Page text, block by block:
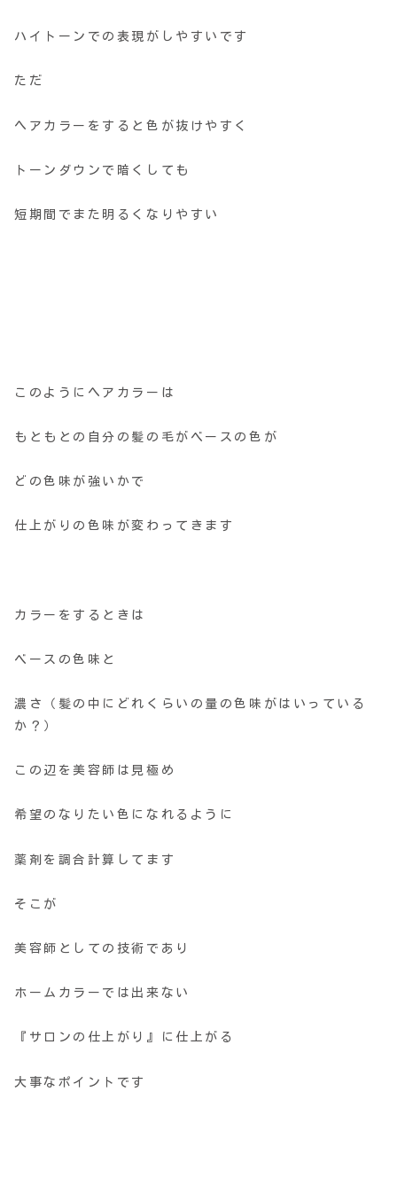
ハイトーンでの表現がしやすいです
ただ
ヘアカラーをすると色が抜けやすく
トーンダウンで暗くしても
短期間でまた明るくなりやすい
このようにヘアカラーは
もともとの自分の髪の毛がベースの色が
どの色味が強いかで
仕上がりの色味が変わってきます
カラーをするときは
ベースの色味と
濃さ（髪の中にどれくらいの量の色味がはいっている
か？）
この辺を美容師は見極め
希望のなりたい色になれるように
薬剤を調合計算してます
そこが
美容師としての技術であり
ホームカラーでは出来ない
『サロンの仕上がり』に仕上がる
大事なポイントです